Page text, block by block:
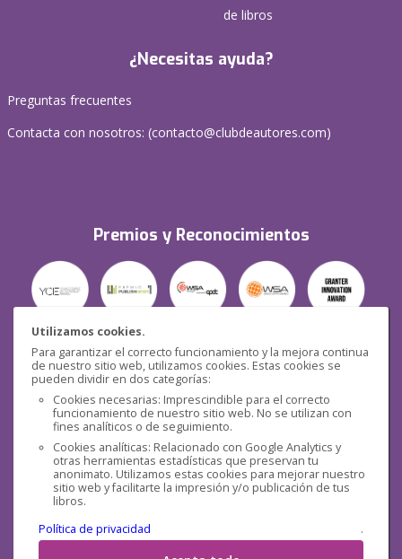
Utilizamos cookies.
Para garantizar el correcto funcionamiento y la mejora continua
de nuestro sitio web, utilizamos cookies. Estas cookies se
pueden dividir en dos categorías:
Cookies necesarias: Imprescindible para el correcto
funcionamiento de nuestro sitio web. No se utilizan con
fines analíticos o de seguimiento.
Cookies analíticas: Relacionado con Google Analytics y
otras herramientas estadísticas que preservan tu
anonimato. Utilizamos estas cookies para mejorar nuestro
sitio web y facilitarte la impresión y/o publicación de tus
libros.
Política de privacidad
.
de libros
¿Necesitas ayuda?
Preguntas frecuentes
Contacta con nosotros: (contacto@clubdeautores.com)
Premios y Reconocimientos
Seguridad
Redes sociales